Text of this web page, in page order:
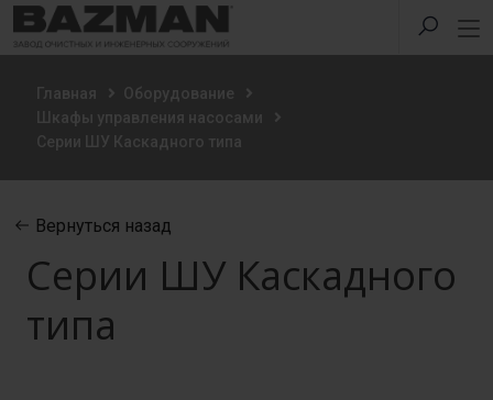
Главная
Оборудование
Шкафы управления насосами
Серии ШУ Каскадного типа
Вернуться назад
Серии ШУ Каскадного
типа